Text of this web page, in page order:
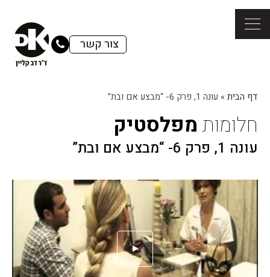
צור קשר
דף הבית » עונה 1, פרק 6- “מבצע אם ובת”
חלומותמפלסטיק
עונה 1, פרק 6- “מבצע אם ובת”